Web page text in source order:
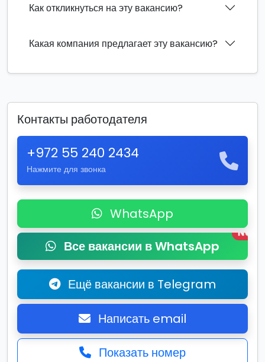
Как откликнуться на эту вакансию?
Какая компания предлагает эту вакансию?
Контакты работодателя
+972 55 240 2434
Нажмите для звонка
WhatsApp
Все вакансии в WhatsApp
New
Ещё вакансии в Telegram
Написать email
Показать номер